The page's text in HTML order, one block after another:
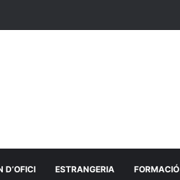
D’OFICI ESTRANGERIA FORMACIÓ